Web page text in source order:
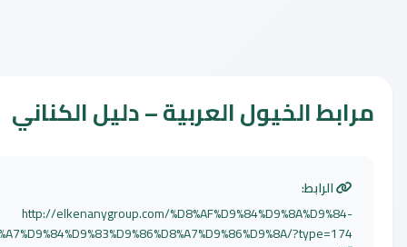
الخيول العربية – دليل الكناني
http://elkenanygroup.com/
%D8%A7%D9%84%D9%83%D9%86%D8%A7%D9%86%D9%8A/